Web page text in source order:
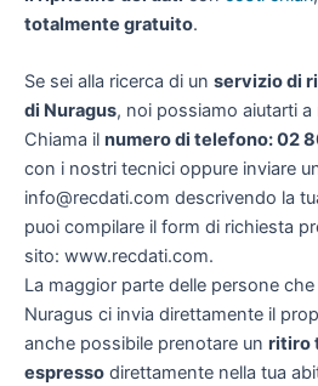
totalmente gratuito.
Se sei alla ricerca di un servizio di
di Nuragus, noi possiamo aiutarti
Chiama il numero di telefono: 02
con i nostri tecnici oppure inviare
info@recdati.com descrivendo la
puoi compilare il form di richiesta
sito: www.recdati.com.
La maggior parte delle persone
Nuragus ci invia direttamente il
anche possibile prenotare un ritiro
espresso direttamente nella tua